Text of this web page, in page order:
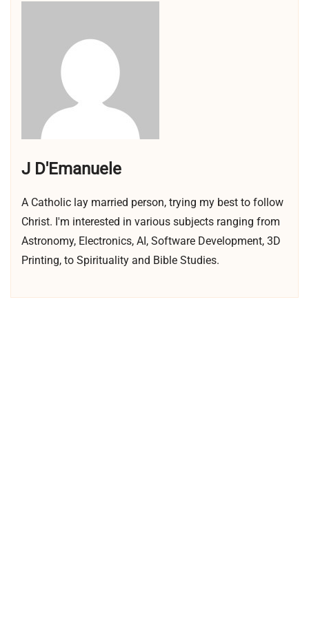
J D'Emanuele
A Catholic lay married person, trying my best to follow
Christ. I'm interested in various subjects ranging from
Astronomy, Electronics, AI, Software Development, 3D
Printing, to Spirituality and Bible Studies.